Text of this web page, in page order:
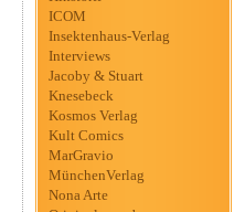
ICOM
Insektenhaus-Verlag
Interviews
Jacoby & Stuart
Knesebeck
Kosmos Verlag
Kult Comics
MarGravio
MünchenVerlag
Nona Arte